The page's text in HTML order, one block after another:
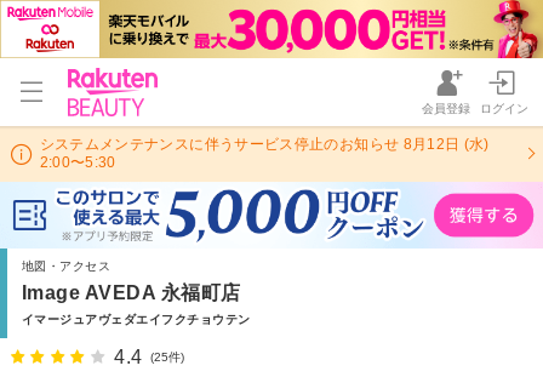
会員登録 ログイン
システムメンテナンスに伴うサービス停止のお知らせ 8月12日 (水)
2:00〜5:30
地図・アクセス
Image AVEDA 永福町店
イマージュアヴェダエイフクチョウテン
4.4 (25件)